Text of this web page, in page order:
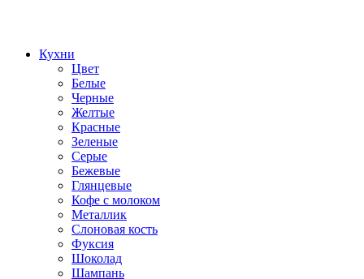
Кухни
Цвет
Белые
Черные
Желтые
Красные
Зеленые
Серые
Бежевые
Глянцевые
Кофе с молоком
Металлик
Слоновая кость
Фуксия
Шоколад
Шампань